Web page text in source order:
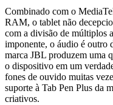
Combinado com o
RAM, o tablet não
com a divisão de múltiplos
imponente, o áudio é outro
marca JBL produzem uma
o dispositivo em um
fones de ouvido muitas
suporte à Tab Pen Plus da
criativos.